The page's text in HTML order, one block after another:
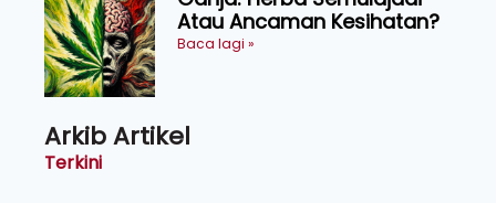
Atau Ancaman Kesihatan?
Baca lagi »
Arkib Artikel
Terkini